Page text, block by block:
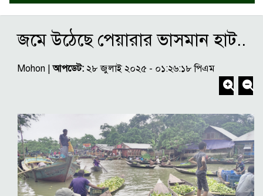
জমে উঠেছে পেয়ারার ভাসমান হাট..
Mohon |আপডেট: ২৮ জুলাই ২০২৫ - ০১:২৬:১৮ পিএম